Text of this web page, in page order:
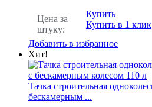
Цена за
штуку:
Купить
Купить в 1 клик
Добавить в избранное
Хит!
Тачка строительная
бескамерным ...